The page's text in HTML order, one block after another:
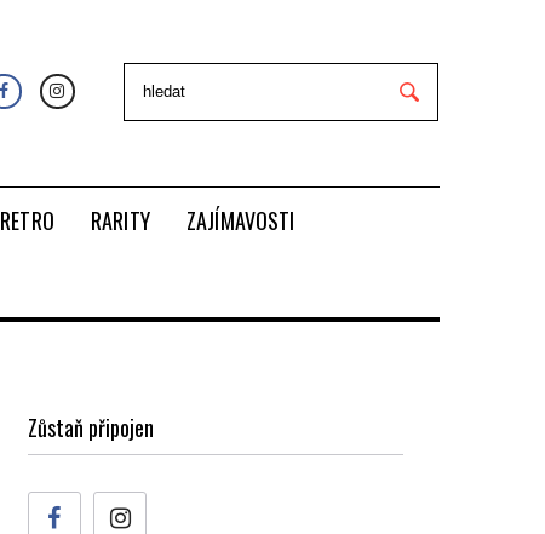
RETRO RARITY
ZAJÍMAVOSTI
Zůstaň připojen